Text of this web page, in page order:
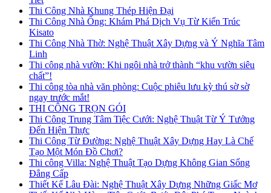
Thi Công Nhà Khung Thép Hiện Đại
Thi Công Nhà Ống: Khám Phá Dịch Vụ Từ Kiến Trúc
Kisato
Thi Công Nhà Thờ: Nghệ Thuật Xây Dựng và Ý Nghĩa Tâm
Linh
Thi công nhà vườn: Khi ngôi nhà trở thành “khu vườn siêu
chất”!
Thi công tòa nhà văn phòng: Cuộc phiêu lưu kỳ thú sờ sờ
ngay trước mắt!
THI CÔNG TRỌN GÓI
Thi Công Trung Tâm Tiệc Cưới: Nghệ Thuật Từ Ý Tưởng
Đến Hiện Thực
Thi Công Từ Đường: Nghệ Thuật Xây Dựng Hay Là Chế
Tạo Một Món Đồ Chơi?
Thi công Villa: Nghệ Thuật Tạo Dựng Không Gian Sống
Đẳng Cấp
Thiết Kế Lâu Đài: Nghệ Thuật Xây Dựng Những Giấc Mơ